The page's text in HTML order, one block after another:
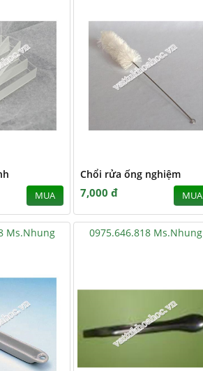
MUA
Chổi rửa ống nghiệm
7,000 đ MUA
Ms.Nhung 0975.646.818 Ms.Nhung